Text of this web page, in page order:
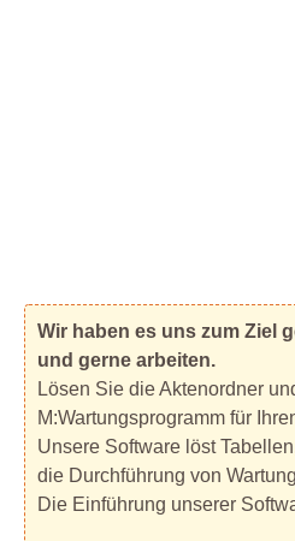
Wir haben es uns zum Ziel
und gerne arbeiten.
Lösen Sie die Aktenordner
M:Wartungsprogramm für
Unsere Software löst
die Durchführung von
Die Einführung unserer